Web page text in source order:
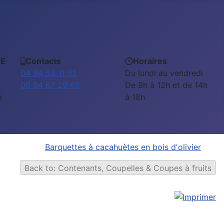
Contacts
04 94 54 11 51
06 84 67 29 68
Horaires
Du lundi au vendredi
De 9h à 12h et de 14h
à 18h
Barquettes à cacahuètes en bois d'olivier
Back to: Contenants, Coupelles & Coupes à fruits